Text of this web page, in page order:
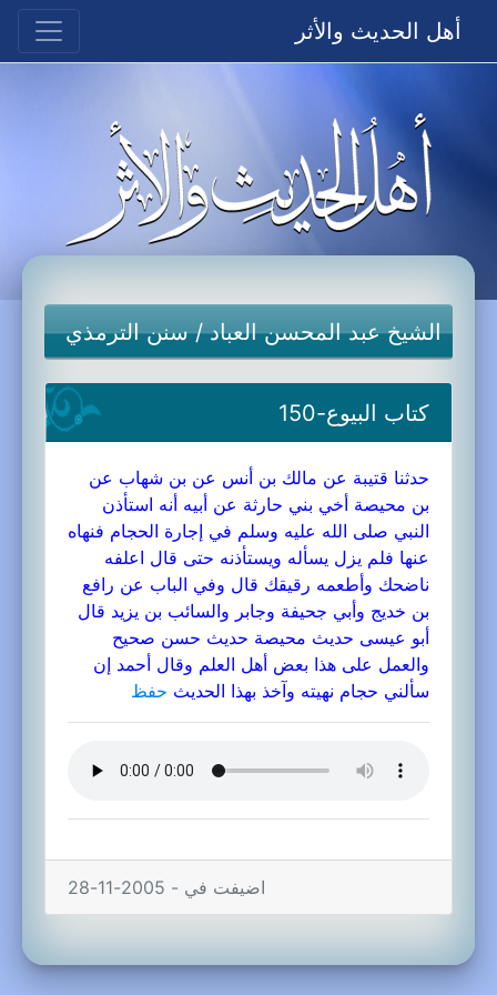
أهل الحديث والأثر
الشيخ عبد المحسن العباد/سنن الترمذي
كتاب البيوع-150
حدثنا قتيبة عن مالك بن أنس عن بن شهاب عن
بن محيصة أخي بني حارثة عن أبيه أنه استأذن
النبي صلى الله عليه وسلم في إجارة الحجام فنهاه
عنها فلم يزل يسأله ويستأذنه حتى قال اعلفه
ناضحك وأطعمه رقيقك قال وفي الباب عن رافع
بن خديج وأبي جحيفة وجابر والسائب بن يزيد قال
أبو عيسى حديث محيصة حديث حسن صحيح
والعمل على هذا بعض أهل العلم وقال أحمد إن
سألني حجام نهيته وآخذ بهذا الحديث حفظ
اضيفت في - 2005-11-28